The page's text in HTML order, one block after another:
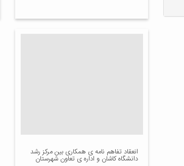
انعقاد تفاهم نامه ی همکاری بین مرکز رشد
دانشگاه کاشان و اداره ی تعاون شهرستان